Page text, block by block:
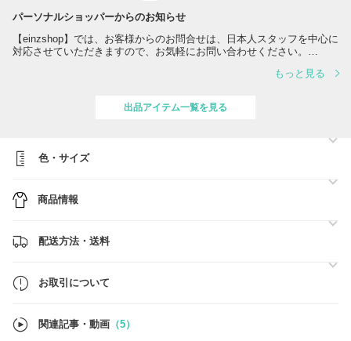
パーソナルショッパーからのお知らせ
【einzshop】では、お客様からのお問合せは、日本人スタッフを中心に
対応させていただきますので、お気軽にお問い合わせください。
・発送から3～5日ほどでお届け予定です。（状況により遅延の可能性
※ご注文が殺到時、発送に遅延が発生する可能性がございます。お客様
へは大変なご不便、ご迷惑をお掛け致しますが、スタッフ一同いち早く
お客様にお品物をお届けできるよう尽力致しますので、何卒ご了承くだ
ンセルは一切受け付けておりませんので、予めご了承ください。
※当店は、全ての商品に追跡番号がございますので安心してお買い求め
ご注文の商品がお手元に届くまで、きちんと対応させていただきますの
で、何卒よろしくお願いいたします。
もっと見る
出品アイテム一覧を見る
色・サイズ
商品情報
配送方法・送料
お取引について
関連記事・動画 （5）